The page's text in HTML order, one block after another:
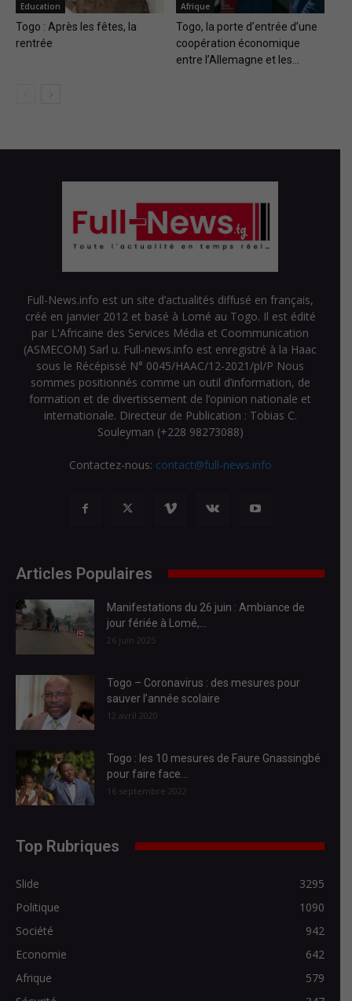
Education
Togo : Après les fêtes, la
rentrée
Afrique
Togo, la porte d’entrée d’une
coopération économique
entre l’Allemagne et les...
Full-News.info est un site d’actualités diffusé en français,
créé en janvier 2012 et basé à Lomé au Togo. Il est édité
par L'Africaine des Services Média et Coommunication
(ASMECOM) Sarl u. Full-news.info est enregistré à la Haac
sous le Récépissé N° 0045/HAAC/12-2021/pl/P Nous
sommes positionnés comme un outil d’information, de
formation et de divertissement de l’opinion nationale et
internationale. Directeur de Publication : Tobias C.
Souleyman (+228 98273088)
Contactez-nous: contact@full-news.info
Articles Populaires
Manifestations du 26 juin : Ambiance de
jour fériée à Lomé,...
26 juin 2025
Togo – Coronavirus : des mesures pour
sauver l’année scolaire
12 avril 2020
Togo : les 10 mesures de Faure Gnassingbé
pour faire face...
16 septembre 2022
Top Rubriques
Slide
3295
Politique
1090
Société
942
Economie
642
Afrique
579